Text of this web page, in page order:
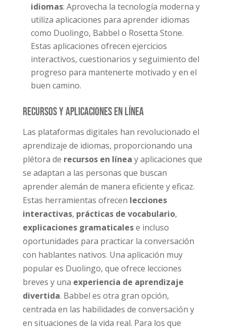
idiomas: Aprovecha la tecnología moderna y
utiliza aplicaciones para aprender idiomas
como Duolingo, Babbel o Rosetta Stone.
Estas aplicaciones ofrecen ejercicios
interactivos, cuestionarios y seguimiento del
progreso para mantenerte motivado y en el
buen camino.
Recursos y aplicaciones en línea
Las plataformas digitales han revolucionado el
aprendizaje de idiomas, proporcionando una
plétora de recursos en línea y aplicaciones que
se adaptan a las personas que buscan
aprender alemán de manera eficiente y eficaz.
Estas herramientas ofrecen lecciones
interactivas, prácticas de vocabulario,
explicaciones gramaticalese incluso
oportunidades para practicar la conversación
con hablantes nativos. Una aplicación muy
popular es Duolingo, que ofrece lecciones
breves y una experiencia de aprendizaje
divertida. Babbel es otra gran opción,
centrada en las habilidades de conversación y
en situaciones de la vida real. Para los que